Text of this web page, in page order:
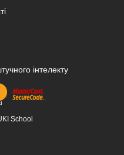
інтелекту
School